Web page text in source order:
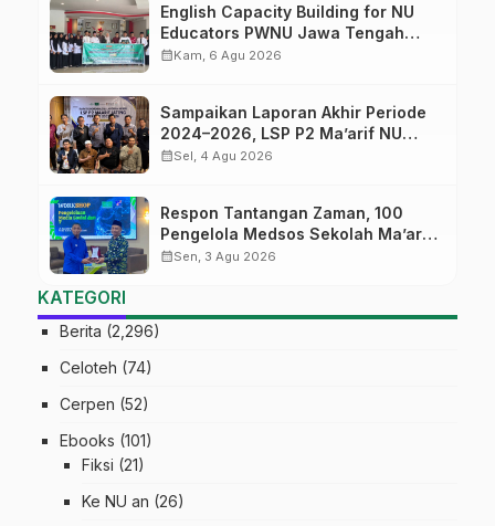
English Capacity Building for NU
Educators PWNU Jawa Tengah
Batch#4; Membuka Jalan Menuju
calendar_monthKam, 6 Agu 2026
Sampaikan Laporan Akhir Periode
2024–2026, LSP P2 Ma’arif NU
Jateng Mantapkan Sinergi Link and
calendar_monthSel, 4 Agu 2026
Respon Tantangan Zaman, 100
Pengelola Medsos Sekolah Ma’arif
Pekalongan Ikuti Pelatihan Literasi
calendar_monthSen, 3 Agu 2026
KATEGORI
Berita (2,296)
Celoteh (74)
Cerpen (52)
Ebooks (101)
Fiksi (21)
Ke NU an (26)